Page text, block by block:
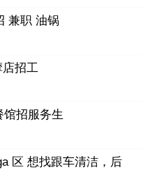
兼职 油锅
招工
馆招服务生
区 想找跟车清洁，后